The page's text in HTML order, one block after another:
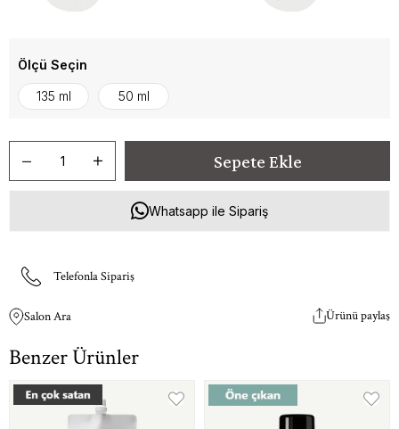
Ölçü Seçin
135 ml 50 ml
Whatsapp ile Sipariş
Telefonla Sipariş
Salon Ara Ürünü paylaş
Benzer Ürünler